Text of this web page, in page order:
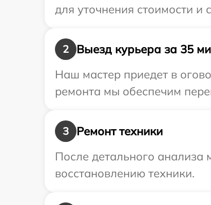
для уточнения стоимости и
2
Выезд курьера за 35
Наш мастер приедет в
ремонта мы обеспечим
3
Ремонт техники
После детального анализа
восстановлению техники.